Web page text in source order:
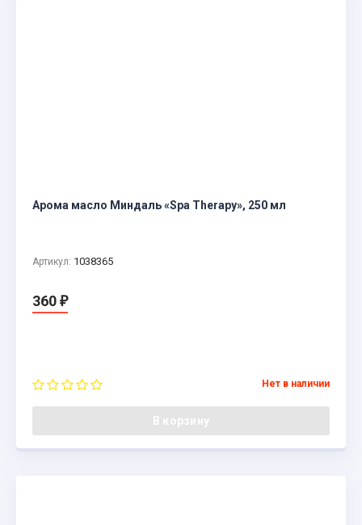
Арома масло Миндаль «Spa Therapy», 250 мл
Артикул: 1038365
360 ₽
Нет в наличии
В корзину